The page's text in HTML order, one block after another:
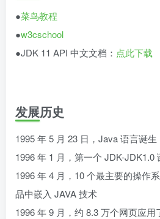
●菜鸟教程
●w3cschool
●JDK 11 API 中文文档： 点此下载
发展历史
1995 年 5 月 23 日，Java 语言诞生
1996 年 1 月，第一个 JDK-JDK1.0
1996 年 4 月，10 个最主要的操作
品中嵌入 JAVA 技术
1996 年 9 月，约 8.3 万个网页应用